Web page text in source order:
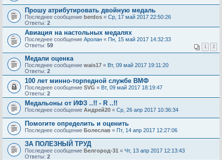
Прошу атрибутировать двойную медаль
Последнее сообщение berdos « Ср, 17 май 2017 22:50:26
Ответы: 2
Авиация на настольных медалях
Последнее сообщение Аролан « Пн, 15 май 2017 14:32:33
Ответы: 59 1 2
Медали оценка
Последнее сообщение wais17 « Вт, 09 май 2017 19:11:20
Ответы: 2
100 лет минно-торпедной службе ВМФ
Последнее сообщение SVG « Вт, 09 май 2017 18:19:47
Ответы: 2
Медальоны от ИФЗ ..!! - R ..!!
Последнее сообщение Андрей20 « Ср, 26 апр 2017 10:36:34
Помогите определить и оценить
Последнее сообщение Болеслав « Пт, 14 апр 2017 12:27:06
ЗА ПОЛЕЗНЫЙ ТРУД
Последнее сообщение Белгород-31 « Чт, 13 апр 2017 12:13:43
Ответы: 2